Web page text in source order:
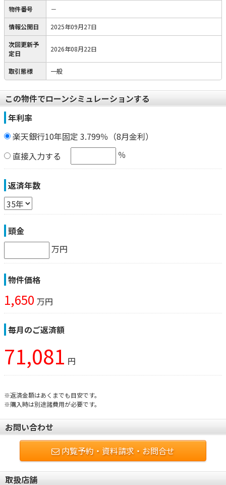
物件番号 －
情報公開日 2025年09月27日
次回更新予
定日
2026年08月22日
取引態様 一般
この物件でローンシミュレーションする
年利率
楽天銀行10年固定 3.799％（8月金利）
直接入力する
％
返済年数
頭金
万円
物件価格
1,650 万円
毎月のご返済額
71,081 円
※返済金額はあくまでも目安です。
※購入時は別途諸費用が必要です。
お問い合わせ
内覧予約・資料請求・お問合せ
取扱店舗